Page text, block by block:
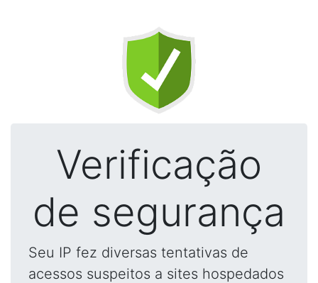
Verificação
de segurança
Seu IP fez diversas tentativas de
acessos suspeitos a sites hospedados